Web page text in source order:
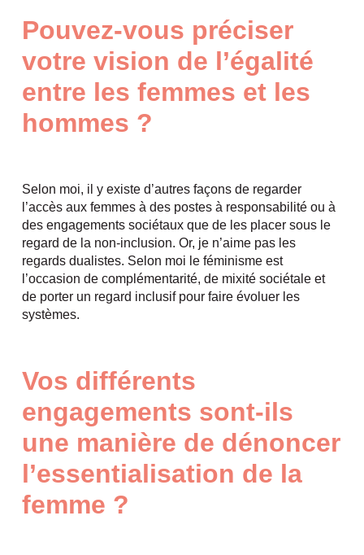
Pouvez-vous préciser
votre vision de l’égalité
entre les femmes et les
hommes ?
Selon moi, il y existe d’autres façons de regarder
l’accès aux femmes à des postes à responsabilité ou à
des engagements sociétaux que de les placer sous le
regard de la non-inclusion. Or, je n’aime pas les
regards dualistes. Selon moi le féminisme est
l’occasion de complémentarité, de mixité sociétale et
de porter un regard inclusif pour faire évoluer les
systèmes.
Vos différents
engagements sont-ils
une manière de dénoncer
l’essentialisation de la
femme ?